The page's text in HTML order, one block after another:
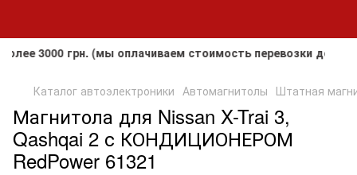
грн. (мы оплачиваем стоимость перевозки до
Каталог автоэлектроники Автомагнитолы Штатная
Магнитола для Nissan X-Trai 3,
Qashqai 2 с КОНДИЦИОНЕРОМ
RedPower 61321